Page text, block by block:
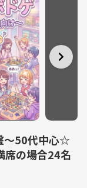
～50代中心☆
席の場合24名